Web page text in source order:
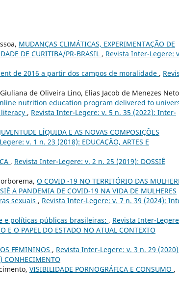
MUDANÇAS CLIMÁTICAS, EXPERIMENTAÇÃO DE
DE CURITIBA/PR-BRASIL , Revista Inter-Legere:
de 2016 a partir dos campos de moralidade ,
de Oliveira Lino, Elias Jacob de Menezes
nutrition education program delivered to
, Revista Inter-Legere: v. 5 n. 35 (2022): Inter-
LÍQUIDA E AS NOVAS COMPOSIÇÕES
v. 1 n. 23 (2018): EDUCAÇÃO, ARTES E
, Revista Inter-Legere: v. 2 n. 25 (2019): DOSSIÊ
O COVID -19 NO TERRITÓRIO DAS
A PANDEMIA DE COVID-19 NA VIDA DE MULHERES
sexuais , Revista Inter-Legere: v. 7 n. 39 (2024):
e políticas públicas brasileiras: , Revista Inter-
E O PAPEL DO ESTADO NO ATUAL CONTEXTO
FEMININOS , Revista Inter-Legere: v. 3 n. 29
CONHECIMENTO
VISIBILIDADE PORNOGRÁFICA E CONSUMO ,